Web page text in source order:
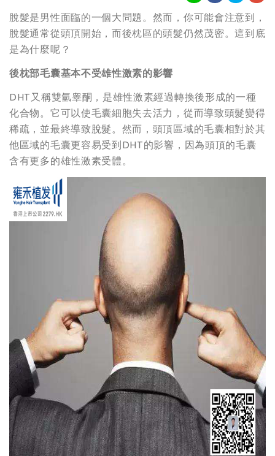
脫髮是男性面臨的一個大問題。然而，你可能會注意到，
脫髮通常從頭頂開始，而後枕區的頭髮仍然茂密。這到底
是為什麼呢？
後枕部毛囊基本不受雄性激素的影響
DHT又稱雙氫睾酮，是雄性激素經過轉換後形成的一種
化合物。它可以使毛囊細胞失去活力，從而導致頭髮變得
稀疏，並最終導致脫髮。然而，頭頂區域的毛囊相對於其
他區域的毛囊更容易受到DHT的影響，因為頭頂的毛囊
含有更多的雄性激素受體。